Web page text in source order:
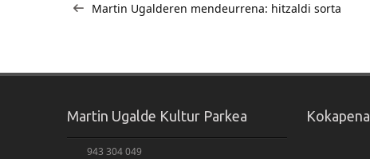
zehar
Martin Ugalderen mendeurrena: hitzaldi sorta
Martin Ugalde Kultur Parkea
943 304 049
Kokapena